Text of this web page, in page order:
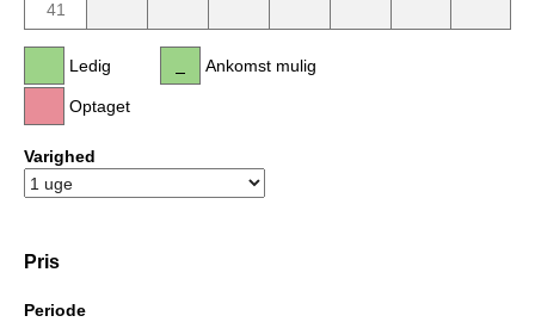
41
Ledig
Optaget
Ankomst mulig
Varighed
Pris
Periode